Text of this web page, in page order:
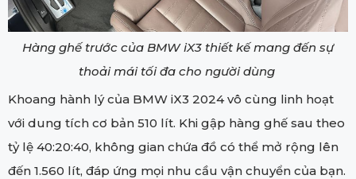
Hàng ghế trước của BMW iX3 thiết kế mang đến sự
thoải mái tối đa cho người dùng
Khoang hành lý của BMW iX3 2024 vô cùng linh hoạt
với dung tích cơ bản 510 lít. Khi gập hàng ghế sau theo
tỷ lệ 40:20:40, không gian chứa đồ có thể mở rộng lên
đến 1.560 lít, đáp ứng mọi nhu cầu vận chuyển của bạn.